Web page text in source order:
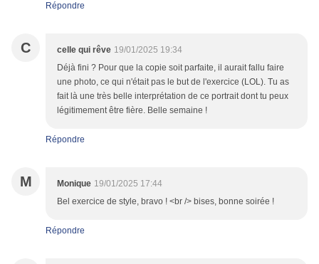
Répondre
C celle qui rêve 19/01/2025 19:34
Déjà fini ? Pour que la copie soit parfaite, il aurait fallu faire
une photo, ce qui n'était pas le but de l'exercice (LOL). Tu as
fait là une très belle interprétation de ce portrait dont tu peux
légitimement être fière. Belle semaine !
Répondre
M Monique 19/01/2025 17:44
Bel exercice de style, bravo ! <br /> bises, bonne soirée !
Répondre